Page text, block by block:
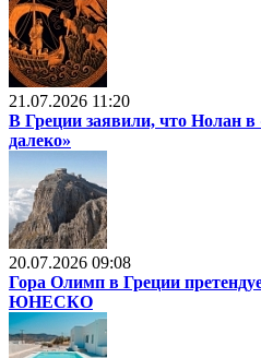
21.07.2026 11:20
В Греции заявили, что Нолан
далеко»
20.07.2026 09:08
Гора Олимп в Греции
ЮНЕСКО